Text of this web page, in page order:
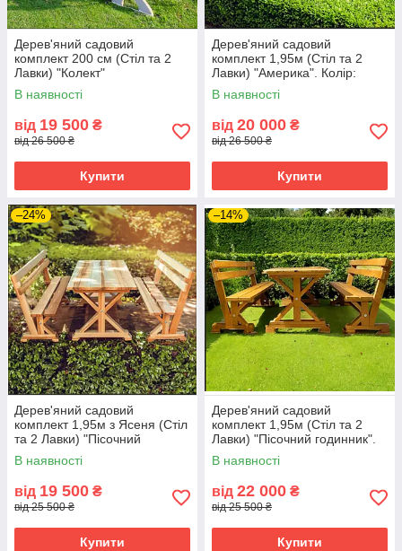
Дерев'яний садовий
комплект 200 см (Стіл та 2
Лавки) "Колект"
В наявності
від 19 500 ₴
від 26 500 ₴
Купити
Дерев'яний садовий
комплект 1,95м (Стіл та 2
Лавки) "Америка". Колір:
Палісандр
В наявності
від 20 000 ₴
від 26 500 ₴
Купити
–24%
Дерев'яний садовий
комплект 1,95м з Ясеня (Стіл
та 2 Лавки) "Пісочний
годинник". Колір: Льняна олія
В наявності
від 19 500 ₴
від 25 500 ₴
Купити
–14%
Дерев'яний садовий
комплект 1,95м (Стіл та 2
Лавки) "Пісочний годинник".
Колір: Сосна
В наявності
від 22 000 ₴
від 25 500 ₴
Купити